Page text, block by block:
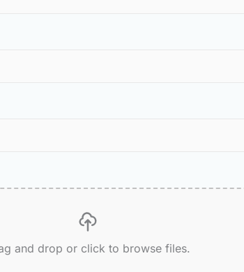
and drop or click to browse files.